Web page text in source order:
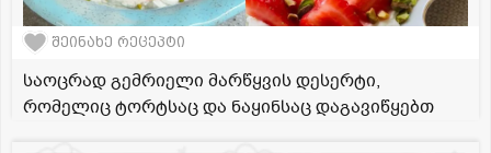
შეინახე რეცეპტი
საოცრად გემრიელი მარწყვის დესერტი,
რომელიც ტორტსაც და ნაყინსაც დაგავიწყებთ